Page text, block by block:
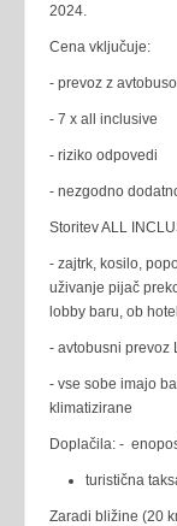
2024.
Cena vključuje:
- prevoz z
- 7 x all inclusive
- riziko odpovedi
- nezgodno
Storitev ALL
- zajtrk, kosilo,
uživanje pijač
lobby baru, ob
- avtobusni prevoz
- vse sobe imajo
klimatizirane
Doplačila: -
turistična
Zaradi bližine (20